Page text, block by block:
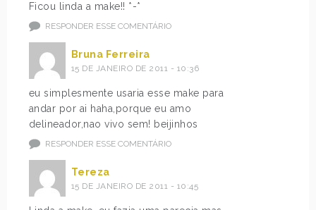
Ficou linda a make!! *-*
RESPONDER ESSE COMENTÁRIO
Bruna Ferreira
15 DE JANEIRO DE 2011 - 10:36
eu simplesmente usaria esse make para
andar por ai haha,porque eu amo
delineador,nao vivo sem! beijinhos
RESPONDER ESSE COMENTÁRIO
Tereza
15 DE JANEIRO DE 2011 - 10:45